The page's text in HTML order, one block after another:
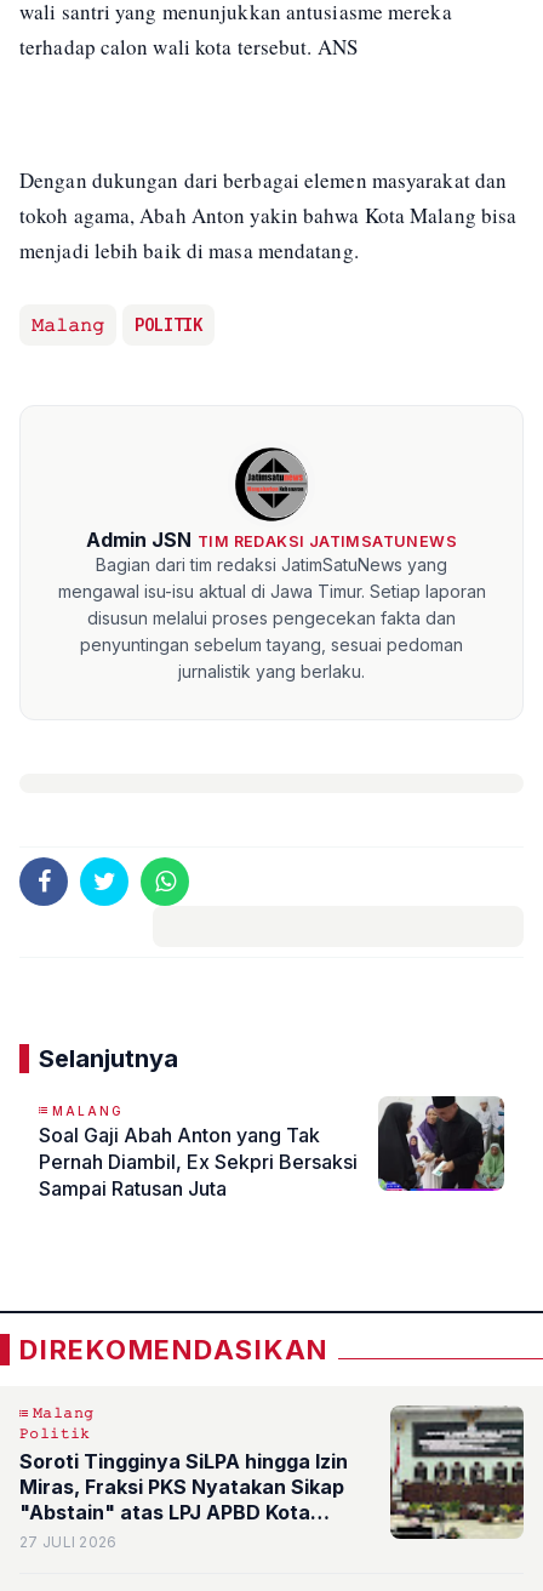
wali santri yang menunjukkan antusiasme mereka
terhadap calon wali kota tersebut. ANS
Dengan dukungan dari berbagai elemen masyarakat dan
tokoh agama, Abah Anton yakin bahwa Kota Malang bisa
menjadi lebih baik di masa mendatang.
𝙼𝚊𝚕𝚊𝚗𝚐 POLITIK
Admin JSN TIM REDAKSI JATIMSATUNEWS
Bagian dari tim redaksi JatimSatuNews yang
mengawal isu-isu aktual di Jawa Timur. Setiap laporan
disusun melalui proses pengecekan fakta dan
penyuntingan sebelum tayang, sesuai pedoman
jurnalistik yang berlaku.
Selanjutnya
MALANG
Soal Gaji Abah Anton yang Tak
Pernah Diambil, Ex Sekpri Bersaksi
Sampai Ratusan Juta
DIREKOMENDASIKAN
𝙼𝚊𝚕𝚊𝚗𝚐
𝙿𝚘𝚕𝚒𝚝𝚒𝚔
Soroti Tingginya SiLPA hingga Izin
Miras, Fraksi PKS Nyatakan Sikap
"Abstain" atas LPJ APBD Kota
Malang 2025
27 JULI 2026